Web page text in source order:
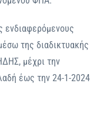
ενδιαφερόμενους
της διαδικτυακής
μέχρι την
έως την 24-1-2024